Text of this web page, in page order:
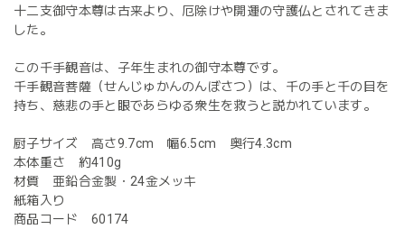
十二支御守本尊は古来より、厄除けや開運の守護仏とされてきま
した。
この千手観音は、子年生まれの御守本尊です。
千手観音菩薩（せんじゅかんのんぼさつ）は、千の手と千の目を
持ち、慈悲の手と眼であらゆる衆生を救うと説かれています。
厨子サイズ 高さ9.7cm 幅6.5cm 奥行4.3cm
本体重さ 約410g
材質 亜鉛合金製・24金メッキ
紙箱入り
商品コード 60174